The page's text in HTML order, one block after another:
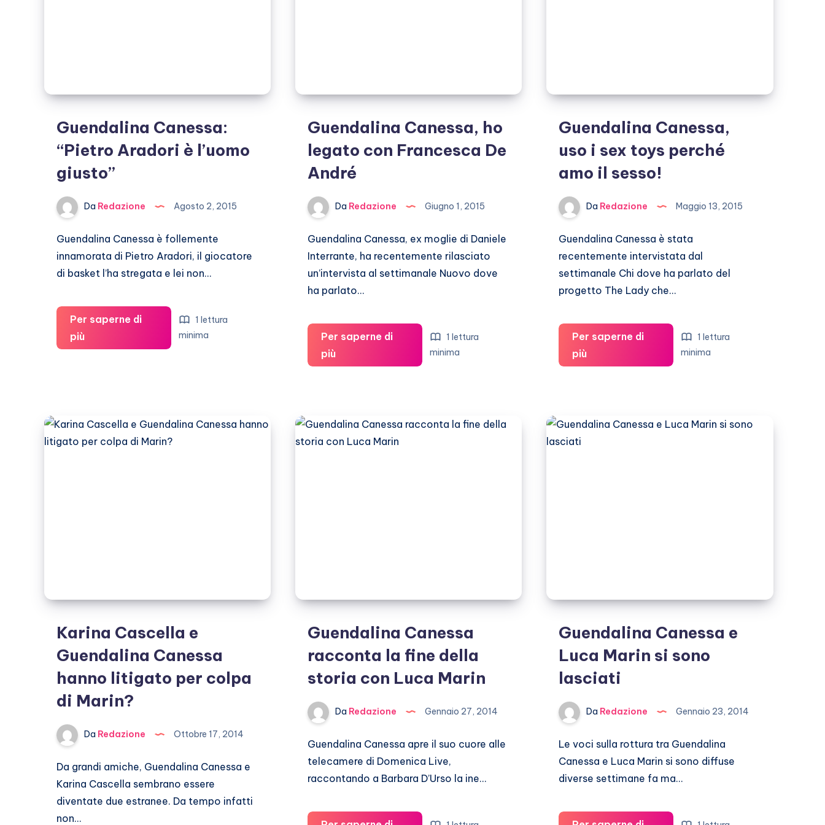
Guendalina Canessa:
“Pietro Aradori è l’uomo
giusto”
Da Redazione Agosto 2, 2015
Guendalina Canessa è follemente
innamorata di Pietro Aradori, il giocatore
di basket l’ha stregata e lei non…
Per saperne di
piùGuendalina
Canessa:
l’uomo
giusto”
1 lettura
minima
Guendalina Canessa, ho
legato con Francesca De
André
Da Redazione Giugno 1, 2015
Guendalina Canessa, ex moglie di Daniele
Interrante, ha recentemente rilasciato
un’intervista al settimanale Nuovo dove
ha parlato…
Per saperne di
piùGuendalina
Canessa,
con
Francesca
1 lettura
minima
Guendalina Canessa,
uso i sex toys perché
amo il sesso!
Da Redazione Maggio 13, 2015
Guendalina Canessa è stata
recentemente intervistata dal
settimanale Chi dove ha parlato del
progetto The Lady che…
Per saperne di
piùGuendalina
Canessa,
sex
1 lettura
minima
Karina Cascella e
Guendalina Canessa
hanno litigato per colpa
di Marin?
Da Redazione Ottobre 17, 2014
Da grandi amiche, Guendalina Canessa e
Karina Cascella sembrano essere
diventate due estranee. Da tempo infatti
non…
Guendalina Canessa
racconta la fine della
storia con Luca Marin
Da Redazione Gennaio 27, 2014
Guendalina Canessa apre il suo cuore alle
telecamere di Domenica Live,
raccontando a Barbara D’Urso la ine…
Guendalina Canessa e
Luca Marin si sono
lasciati
Da Redazione Gennaio 23, 2014
Le voci sulla rottura tra Guendalina
Canessa e Luca Marin si sono diffuse
diverse settimane fa ma…